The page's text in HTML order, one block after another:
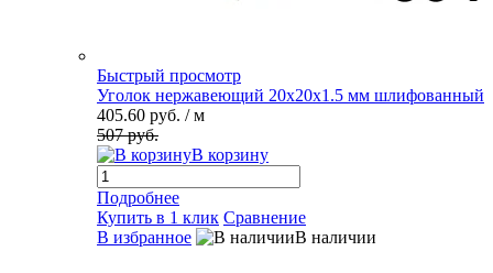
Быстрый просмотр
Уголок нержавеющий 20х20х1.5 мм шлифованный
405.60 руб. / м
507 руб.
В корзину
Подробнее
Купить в 1 клик Сравнение
В избранное
В наличии